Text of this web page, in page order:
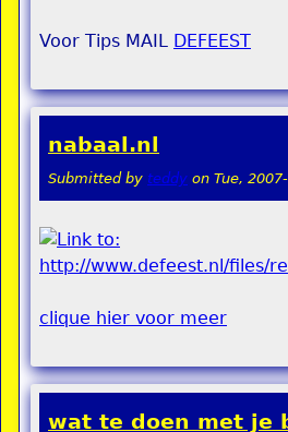
Voor Tips MAIL DEFEEST
nabaal.nl
Submitted by teddy on Tue,
clique hier voor meer
wat te doen met je